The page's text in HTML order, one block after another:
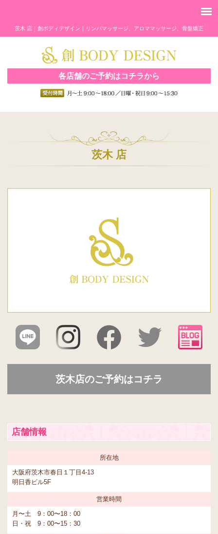
茨木 店｜創ボディデザイン｜リンパマッサージ、アロママッサージ、骨盤矯正
各店舗のご予約はコチラから
茨木 店
茨木店のご予約はコチラ
店舗情報
所在地
大阪府茨木市春日１丁目4-13
明日香ビル5F
営業時間
月〜土 9：00〜18：00
日・祝 9：00〜15：30